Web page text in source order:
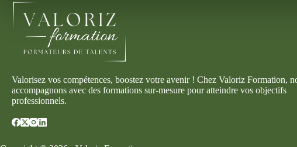
Valorisez vos compétences, boostez votre avenir ! Chez Valoriz Formation,
accompagnons avec des formations sur-mesure pour atteindre vos objectifs
professionnels.